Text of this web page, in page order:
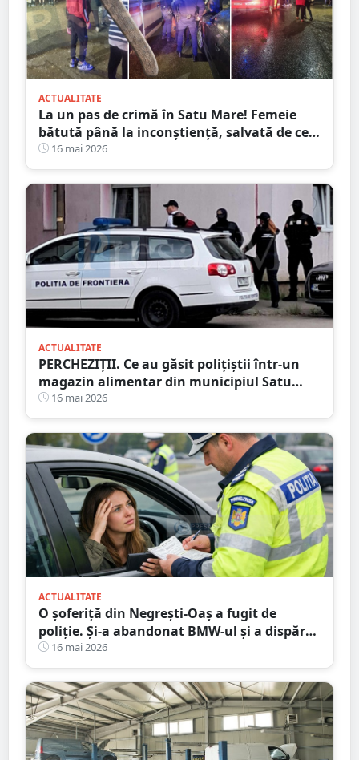
ACTUALITATE
La un pas de crimă în Satu Mare! Femeie
bătută până la inconștiență, salvată de cei
4 copilași
16 mai 2026
ACTUALITATE
PERCHEZIȚII. Ce au găsit polițiștii într-un
magazin alimentar din municipiul Satu
Mare
16 mai 2026
ACTUALITATE
O șoferiță din Negrești-Oaș a fugit de
poliție. Și-a abandonat BMW-ul și a dispărut
printre blocuri
16 mai 2026